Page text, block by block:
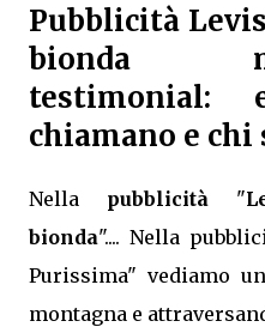
Pubblicità
bionda
testimonial:
chiamano e chi
Nella pubblicità "
bionda".... Nella
Purissima" vediamo
montagna e